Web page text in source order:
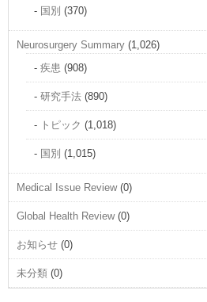
国別 (370)
Neurosurgery Summary (1,026)
疾患 (908)
研究手法 (890)
トピック (1,018)
国別 (1,015)
Medical Issue Review(0)
Global Health Review(0)
お知らせ (0)
未分類 (0)